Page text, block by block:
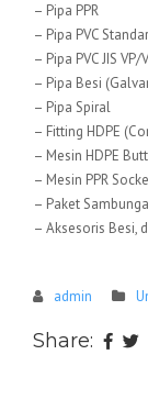
– Pipa PPR
– Pipa PVC
– Pipa PVC JIS VP/
– Pipa Besi
– Pipa Spiral
– Fitting HDPE
– Mesin HDPE
– Mesin PPR
– Paket
– Aksesoris Besi,
admin
Share: